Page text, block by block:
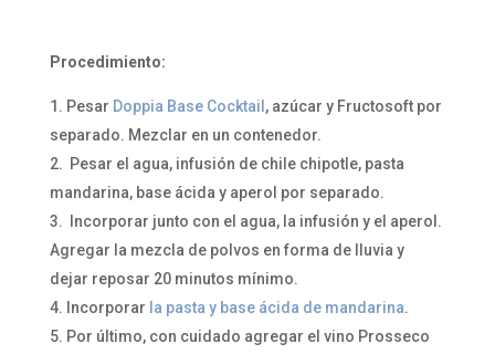
Procedimiento:
Pesar Doppia Base Cocktail, azúcar y Fructosoft por
separado. Mezclar en un contenedor.
Pesar el agua, infusión de chile chipotle, pasta
mandarina, base ácida y aperol por separado.
Incorporar junto con el agua, la infusión y el aperol.
Agregar la mezcla de polvos en forma de lluvia y
dejar reposar 20 minutos mínimo.
Incorporar la pasta y base ácida de mandarina.
Por último, con cuidado agregar el vino Prosseco